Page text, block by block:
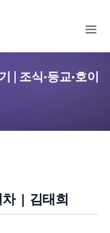
| 조식·등교·호이
차 | 김태희